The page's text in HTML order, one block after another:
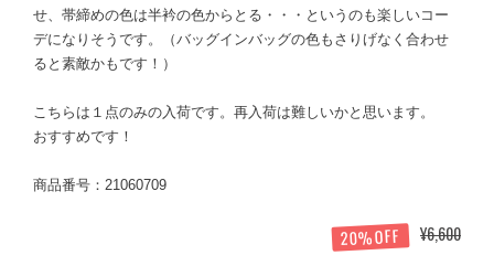
せ、帯締めの色は半衿の色からとる・・・というのも楽しいコー
デになりそうです。（バッグインバッグの色もさりげなく合わせ
ると素敵かもです！）
こちらは１点のみの入荷です。再入荷は難しいかと思います。
おすすめです！
商品番号：21060709
20%OFF ¥6,600